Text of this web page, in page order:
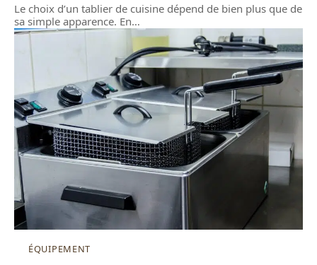
Le choix d’un tablier de cuisine dépend de bien plus que de
sa simple apparence. En…
ÉQUIPEMENT